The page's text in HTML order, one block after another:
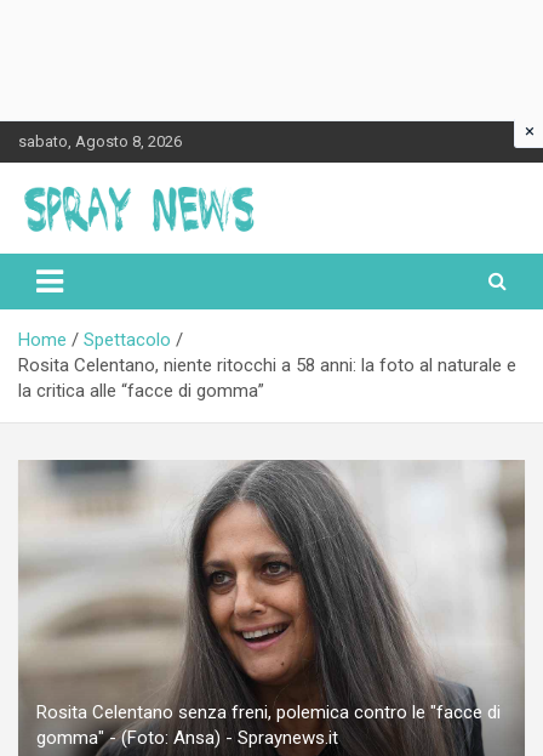
to
content
sabato, Agosto 8, 2026
Spraynews.it
Home
Spettacolo
Rosita Celentano, niente ritocchi a 58 anni: la foto al naturale e
la critica alle “facce di gomma”
Rosita Celentano senza freni, polemica contro le "facce di
gomma" - (Foto: Ansa) - Spraynews.it
×